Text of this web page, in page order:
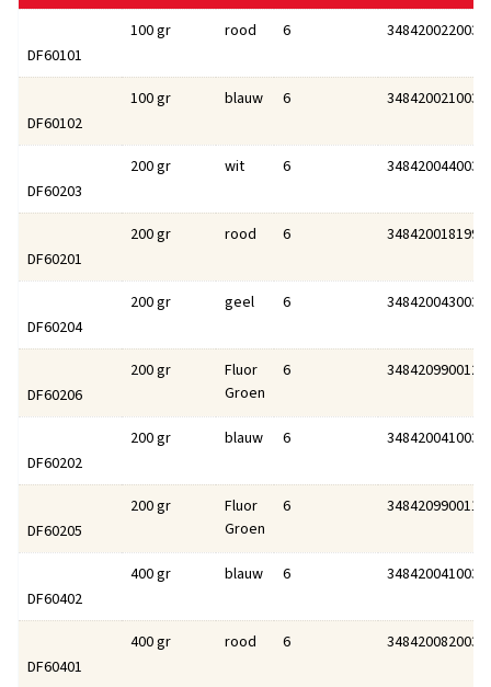
DF60101
100 gr rood 6 3484200220036
DF60102
100 gr blauw 6 3484200210037
DF60203
200 gr wit 6 3484200440038
DF60201
200 gr rood 6 3484200181993
DF60204
200 gr geel 6 3484200430039
DF60206
200 gr
Fluor
Groen
6 3484209900120
DF60202
200 gr blauw 6 3484200410031
DF60205
200 gr
Fluor
Groen
6 3484209900113
DF60402
400 gr blauw 6 3484200410039
DF60401
400 gr rood 6 3484200820038